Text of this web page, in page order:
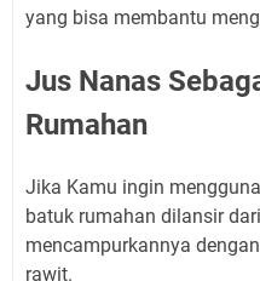
yang bisa membantu
Jus Nanas
Rumahan
Jika Kamu ingin
batuk rumahan dilansir
mencampurkannya
rawit.